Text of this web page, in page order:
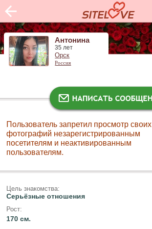
Антонина
35 лет
Орск
Россия
Пользователь запретил просмотр своих
фотографий незарегистрированным
посетителям и неактивированным
пользователям.
Цель знакомства:
Серьёзные отношения
Рост:
170 см.